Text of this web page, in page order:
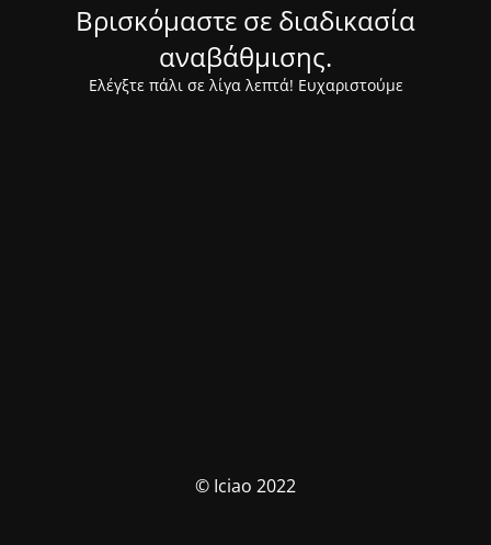
Βρισκόμαστε σε διαδικασία
αναβάθμισης.
Ελέγξτε πάλι σε λίγα λεπτά! Ευχαριστούμε
© Iciao 2022